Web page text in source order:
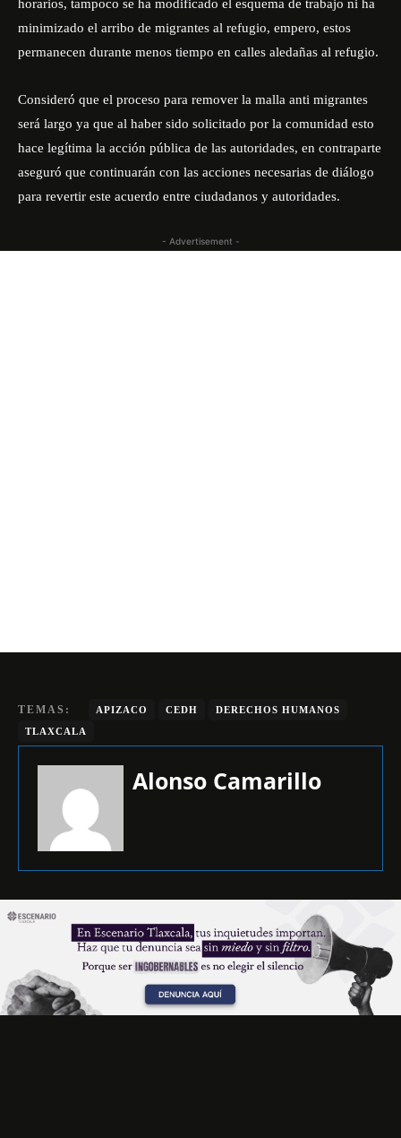
horarios, tampoco se ha modificado el esquema de trabajo ni ha
minimizado el arribo de migrantes al refugio, empero, estos
permanecen durante menos tiempo en calles aledañas al refugio.
Consideró que el proceso para remover la malla anti migrantes
será largo ya que al haber sido solicitado por la comunidad esto
hace legítima la acción pública de las autoridades, en contraparte
aseguró que continuarán con las acciones necesarias de diálogo
para revertir este acuerdo entre ciudadanos y autoridades.
- Advertisement -
TEMAS: APIZACO CEDH
DERECHOS HUMANOS
TLAXCALA
Alonso Camarillo